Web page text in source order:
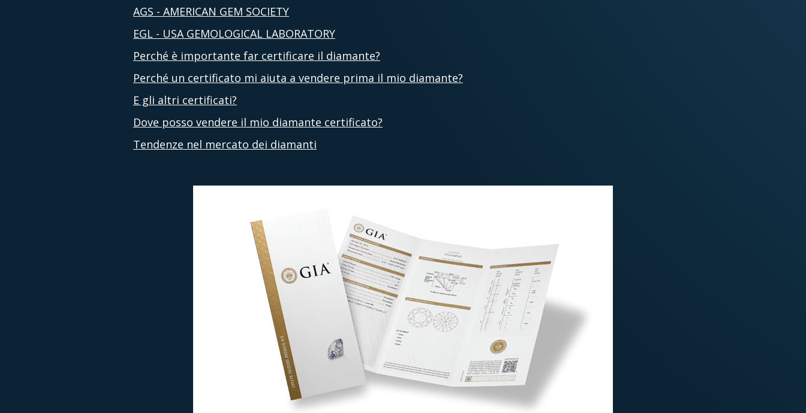
AGS - AMERICAN GEM SOCIETY
EGL - USA GEMOLOGICAL LABORATORY
Perché è importante far certificare il diamante?
Perché un certificato mi aiuta a vendere prima il mio diamante?
E gli altri certificati?
Dove posso vendere il mio diamante certificato?
Tendenze nel mercato dei diamanti